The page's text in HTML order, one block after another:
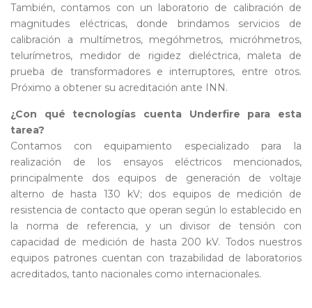
También, contamos con un laboratorio de calibración de
magnitudes eléctricas, donde brindamos servicios de
calibración a multímetros, megóhmetros, micróhmetros,
telurímetros, medidor de rigidez dieléctrica, maleta de
prueba de transformadores e interruptores, entre otros.
Próximo a obtener su acreditación ante INN.
¿Con qué tecnologías cuenta Underfire para esta
tarea?
Contamos con equipamiento especializado para la
realización de los ensayos eléctricos mencionados,
principalmente dos equipos de generación de voltaje
alterno de hasta 130 kV; dos equipos de medición de
resistencia de contacto que operan según lo establecido en
la norma de referencia, y un divisor de tensión con
capacidad de medición de hasta 200 kV. Todos nuestros
equipos patrones cuentan con trazabilidad de laboratorios
acreditados, tanto nacionales como internacionales.